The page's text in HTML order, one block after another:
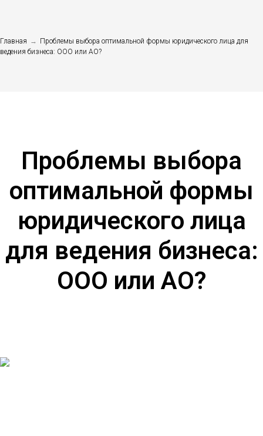
Главная →
Проблемы выбора оптимальной формы юридического лица для
ведения бизнеса: ООО или АО?
Проблемы выбора
оптимальной формы
юридического лица
для ведения бизнеса:
ООО или АО?